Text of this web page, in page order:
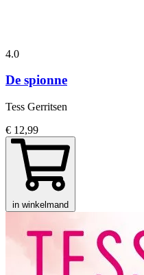
4.0
De spionne
Tess Gerritsen
€ 12,99
in winkelmand